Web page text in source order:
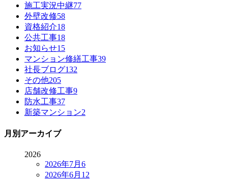
施工実況中継77
外壁改修58
資格紹介18
公共工事18
お知らせ15
マンション修繕工事39
社長ブログ132
その他205
店舗改修工事9
防水工事37
新築マンション2
月別アーカイブ
2026
2026年7月 6
2026年6月 12